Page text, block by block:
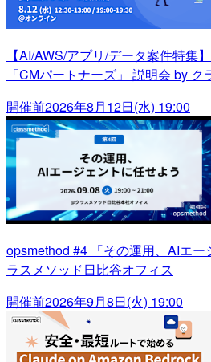
【AI/AWS/アプリ/データ案件特集
「CMパートナーズ」 説明会 by ク
開催前2026年8月12日(水) 19:00
opsmethod #4 「その運用、AIエ
ラスメソッド日比谷オフィス
開催前2026年9月8日(火) 19:00